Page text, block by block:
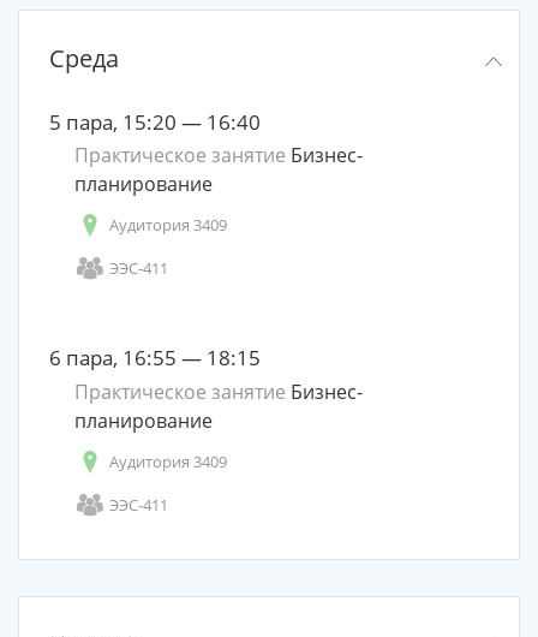
Среда
5 пара, 15:20 — 16:40
Практическое занятие Бизнес-
планирование
Аудитория 3409
ЭЭС-411
6 пара, 16:55 — 18:15
Практическое занятие Бизнес-
планирование
Аудитория 3409
ЭЭС-411